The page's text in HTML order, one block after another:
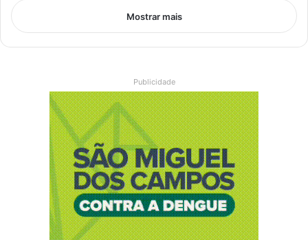
Mostrar mais
Publicidade